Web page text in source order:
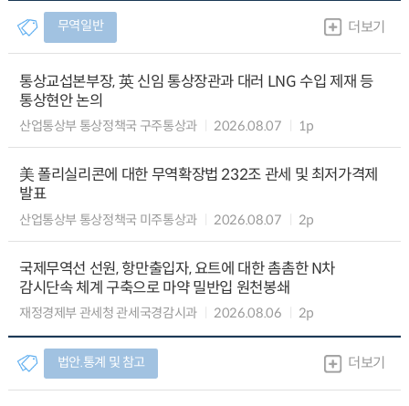
무역일반 더보기
통상교섭본부장, 英 신임 통상장관과 대러 LNG 수입 제재 등
통상현안 논의
산업통상부 통상정책국 구주통상과 2026.08.07 1p
美 폴리실리콘에 대한 무역확장법 232조 관세 및 최저가격제
발표
산업통상부 통상정책국 미주통상과 2026.08.07 2p
국제무역선 선원, 항만출입자, 요트에 대한 촘촘한 N차
감시단속 체계 구축으로 마약 밀반입 원천봉쇄
재정경제부 관세청 관세국경감시과 2026.08.06 2p
법안.통계 및 참고 더보기